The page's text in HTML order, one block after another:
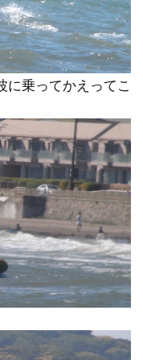
乗ってかえってこ